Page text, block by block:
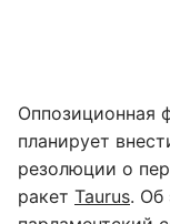
Оппозиционная
планирует
резолюции о
ракет Taurus. Об